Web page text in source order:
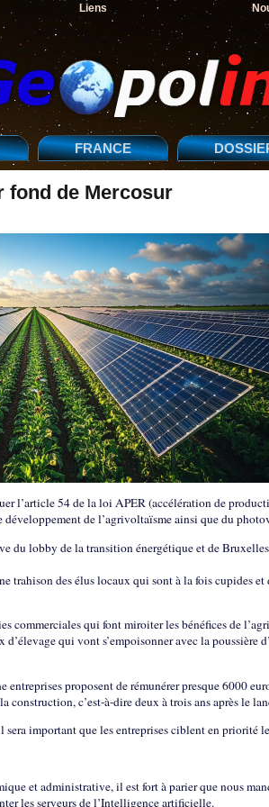
Liens
FRANCE
de Mercosur
l’article 54 de la loi APER (accélération de
de l’agrivoltaïsme ainsi que du
du lobby de la transition énergétique et de
trahison des élus locaux qui sont à la fois cupides et
commerciales qui font miroiter les bénéfices de
qui vont s’empoisonner avec la poussière
proposent de rémunérer presque 6000
construction, c’est-à-dire deux à trois ans après le
important que les entreprises ciblent en priorité
et administrative, il est fort à parier que nous
les serveurs de l’Intelligence artificielle.